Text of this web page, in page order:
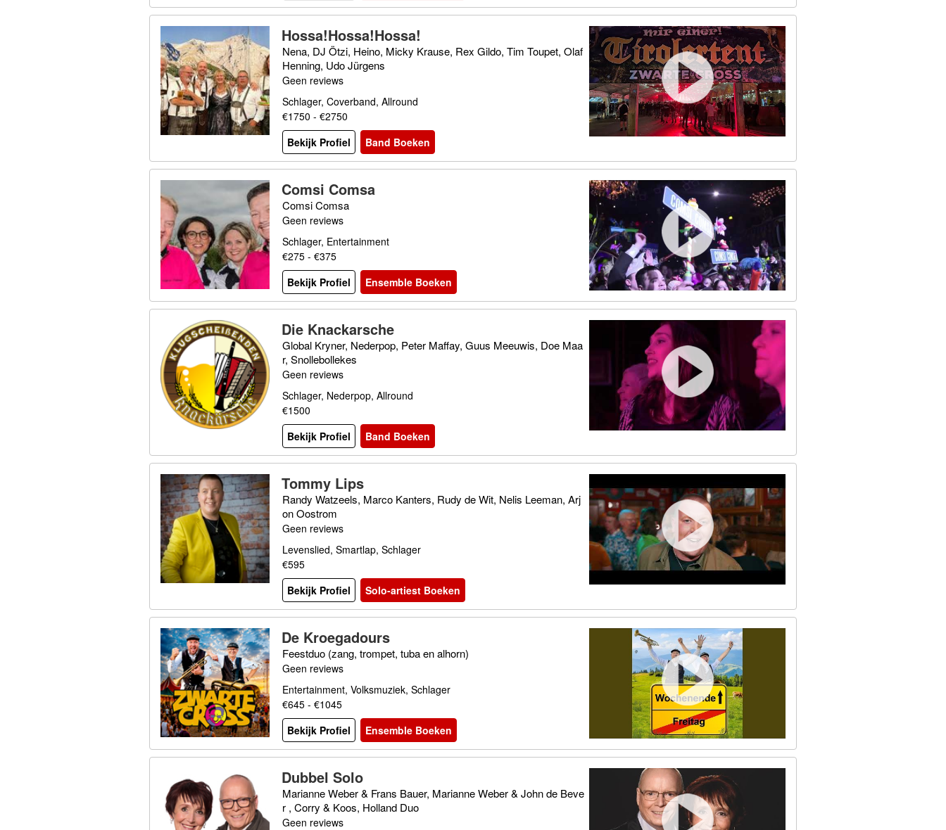
Hossa!Hossa!Hossa!
Nena, DJ Ötzi, Heino, Micky Krause, Rex Gildo, Tim Toupet, Olaf
Henning, Udo Jürgens
Geen reviews
Schlager, Coverband, Allround
€1750 - €2750
Bekijk Profiel
Band Boeken
Comsi Comsa
Comsi Comsa
Geen reviews
Schlager, Entertainment
€275 - €375
Bekijk Profiel
Ensemble Boeken
Die Knackarsche
Global Kryner, Nederpop, Peter Maffay, Guus Meeuwis, Doe Maa
r, Snollebollekes
Geen reviews
Schlager, Nederpop, Allround
€1500
Bekijk Profiel
Band Boeken
Tommy Lips
Randy Watzeels, Marco Kanters, Rudy de Wit, Nelis Leeman, Arj
on Oostrom
Geen reviews
Levenslied, Smartlap, Schlager
€595
Bekijk Profiel
Solo-artiest Boeken
De Kroegadours
Feestduo (zang, trompet, tuba en alhorn)
Geen reviews
Entertainment, Volksmuziek, Schlager
€645 - €1045
Bekijk Profiel
Ensemble Boeken
Dubbel Solo
Marianne Weber & Frans Bauer, Marianne Weber & John de Beve
r , Corry & Koos, Holland Duo
Geen reviews